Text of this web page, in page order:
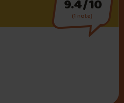
9.4/10
(1 note)